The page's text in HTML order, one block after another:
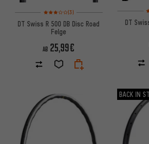
Bewertungen: 3 von 5 basierend auf 3
(3)
DT Swiss R 500 DB Disc Road
Felge
AB 25,99€
DT
BACK IN